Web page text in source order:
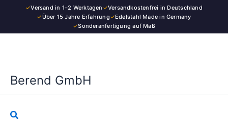
✓Versand in 1–2 Werktagen ✓Versandkostenfrei in Deutschland
✓Über 15 Jahre Erfahrung✓Edelstahl Made in Germany
✓Sonderanfertigung auf Maß
Berend GmbH
Suchen